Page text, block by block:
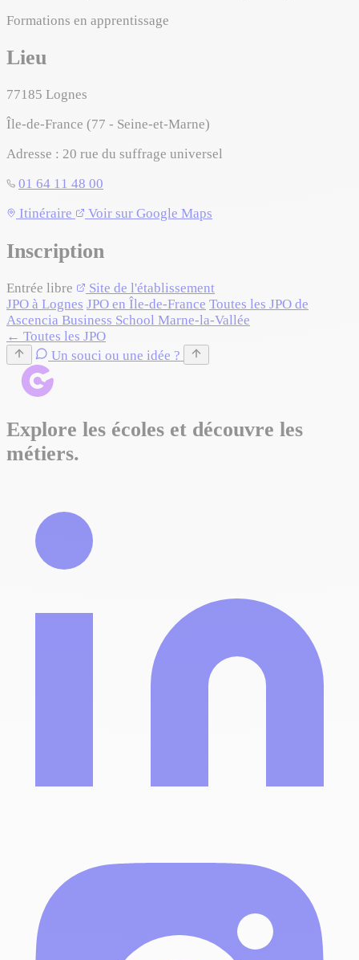
Formations en apprentissage
Lieu
77185 Lognes
Île-de-France (77 - Seine-et-Marne)
Adresse : 20 rue du suffrage universel
01 64 11 48 00
−
Itinéraire
Voir sur Google Maps
Inscription
Entrée libre
Site de l'établissement
JPO à Lognes JPO en Île-de-France Toutes les JPO de
Ascencia Business School Marne-la-Vallée
← Toutes les JPO
Un souci ou une idée ?
Explore les écoles et découvre les
métiers.